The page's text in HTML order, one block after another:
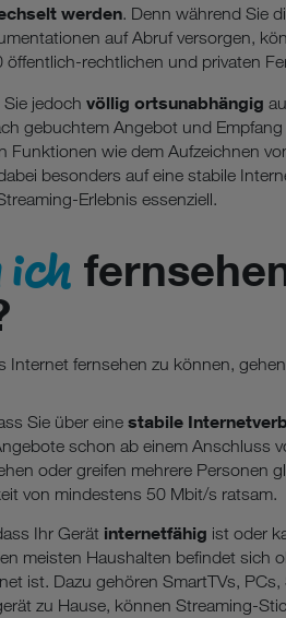
werden. Denn während Sie
auf Abruf versorgen,
rechtlichen und privaten
jedoch völlig ortsunabhängig
gebuchtem Angebot und
Funktionen wie dem Aufzeichnen
besonders auf eine stabile
Erlebnis essenziell.
ich
Internet fernsehen zu können,
Sie über eine stabile
schon ab einem Anschluss
oder greifen mehrere Personen
von mindestens 50 Mbit/s ratsam.
Ihr Gerät internetfähig ist oder
meisten Haushalten befindet sich
ist. Dazu gehören SmartTVs,
zu Hause, können Streaming-